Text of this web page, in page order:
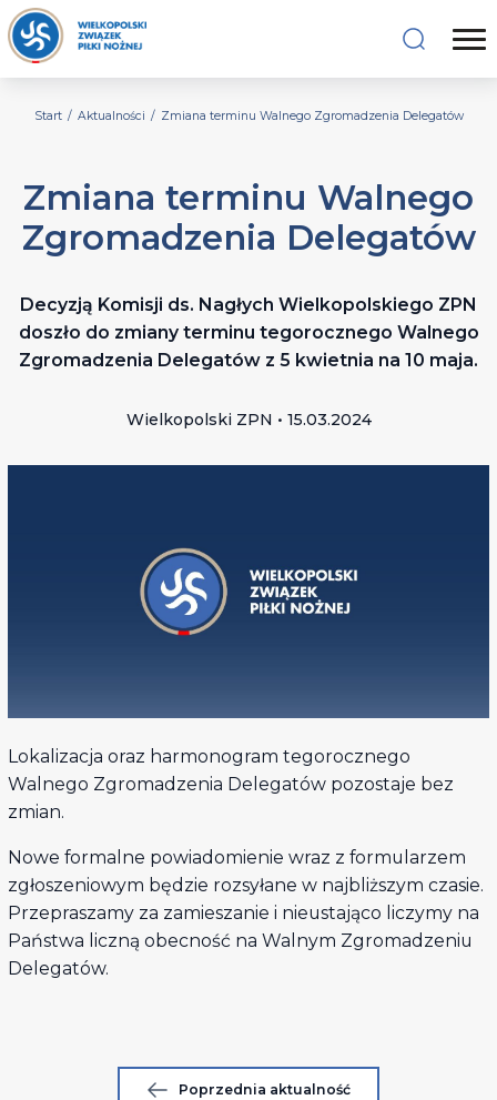
Start / Aktualności / Zmiana terminu Walnego Zgromadzenia Delegatów
Zmiana terminu Walnego
Zgromadzenia Delegatów
Decyzją Komisji ds. Nagłych Wielkopolskiego ZPN
doszło do zmiany terminu tegorocznego Walnego
Zgromadzenia Delegatów z 5 kwietnia na 10 maja.
Wielkopolski ZPN • 15.03.2024
Lokalizacja oraz harmonogram tegorocznego
Walnego Zgromadzenia Delegatów pozostaje bez
zmian.
Nowe formalne powiadomienie wraz z formularzem
zgłoszeniowym będzie rozsyłane w najbliższym czasie.
Przepraszamy za zamieszanie i nieustająco liczymy na
Państwa liczną obecność na Walnym Zgromadzeniu
Delegatów.
Poprzednia aktualność